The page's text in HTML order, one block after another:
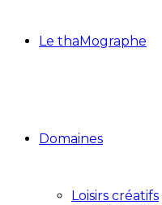
Le thaMographe
Domaines
Loisirs créatifs